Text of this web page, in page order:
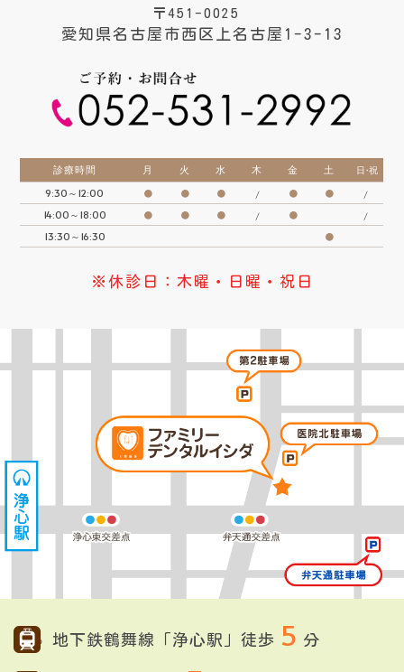
〒451-0025
愛知県名古屋市西区上名古屋1-3-13
診療時間 月 火 水 木 金 土 日・祝
9:30～12:00 ● ● ● / ● ● /
14:00～18:00 ● ● ● / ● /
13:30～16:30 ●
※休診日：木曜・日曜・祝日
地下鉄鶴舞線「浄心駅」徒歩 5 分